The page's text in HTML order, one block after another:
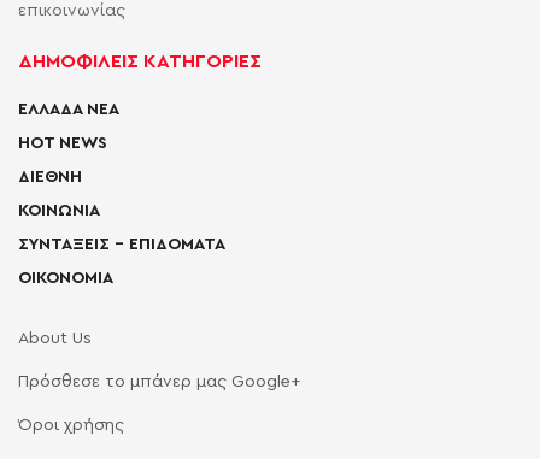
επικοινωνίας
ΔΗΜΟΦΙΛΕΙΣ ΚΑΤΗΓΟΡΙΕΣ
ΕΛΛΑΔΑ ΝΕΑ
HOT NEWS
ΔΙΕΘΝΗ
ΚΟΙΝΩΝΙΑ
ΣΥΝΤΑΞΕΙΣ – ΕΠΙΔΟΜΑΤΑ
ΟΙΚΟΝΟΜΙΑ
About Us
Πρόσθεσε το μπάνερ μας Google+
Όροι χρήσης